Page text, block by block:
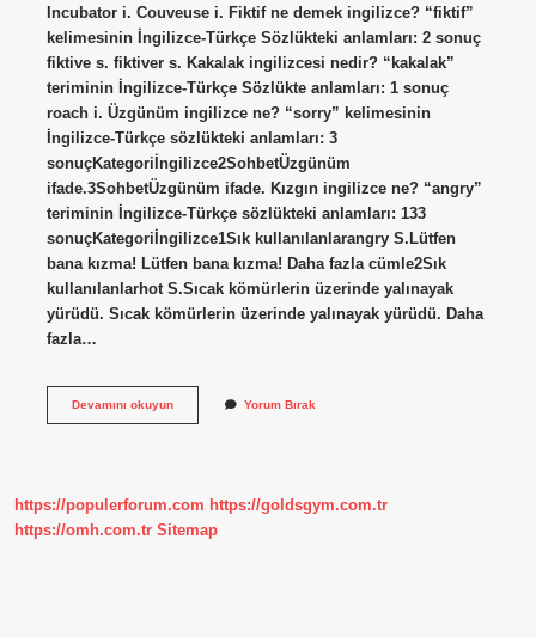
Incubator i. Couveuse i. Fiktif ne demek ingilizce? “fiktif”
kelimesinin İngilizce-Türkçe Sözlükteki anlamları: 2 sonuç
fiktive s. fiktiver s. Kakalak ingilizcesi nedir? “kakalak”
teriminin İngilizce-Türkçe Sözlükte anlamları: 1 sonuç
roach i. Üzgünüm ingilizce ne? “sorry” kelimesinin
İngilizce-Türkçe sözlükteki anlamları: 3
sonuçKategoriİngilizce2SohbetÜzgünüm
ifade.3SohbetÜzgünüm ifade. Kızgın ingilizce ne? “angry”
teriminin İngilizce-Türkçe sözlükteki anlamları: 133
sonuçKategoriİngilizce1Sık kullanılanlarangry S.Lütfen
bana kızma! Lütfen bana kızma! Daha fazla cümle2Sık
kullanılanlarhot S.Sıcak kömürlerin üzerinde yalınayak
yürüdü. Sıcak kömürlerin üzerinde yalınayak yürüdü. Daha
fazla…
Devamını okuyunKlaket
Yorum Bırak
https://populerforum.com https://goldsgym.com.tr
https://omh.com.tr Sitemap